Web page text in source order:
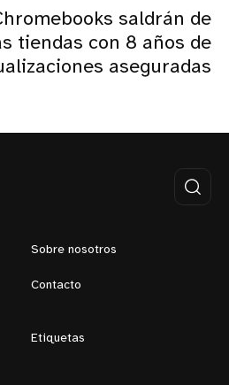
saldrán de
tiendas con 8 años de
aseguradas
Sobre nosotros
Contacto
Etiquetas